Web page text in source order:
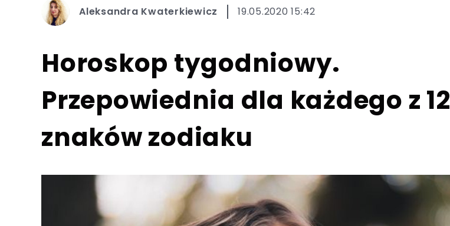
Aleksandra Kwaterkiewicz 19.05.2020 15:42
Horoskop tygodniowy.
Przepowiednia dla każdego z 12
znaków zodiaku